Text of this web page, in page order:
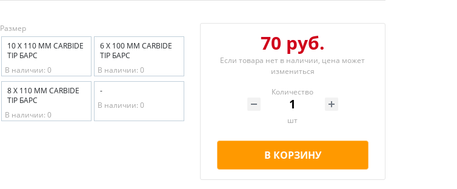
Размер
10 Х 110 ММ CARBIDE
TIP БАРС
В наличии: 0
6 Х 100 ММ CARBIDE
TIP БАРС
В наличии: 0
8 Х 110 ММ CARBIDE
TIP БАРС
В наличии: 0
-
В наличии: 0
70 руб.
Если товара нет в наличии, цена может
измениться
Количество
шт
В КОРЗИНУ